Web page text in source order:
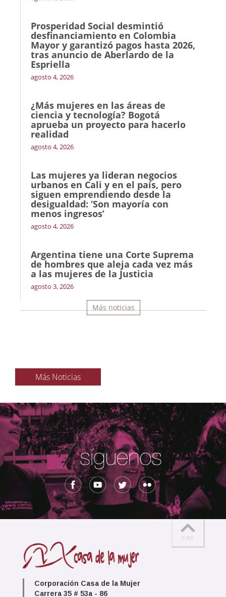
Prosperidad Social desmintió
desfinanciamiento en Colombia
Mayor y garantizó pagos hasta 2026,
tras anuncio de Aberlardo de la
Espriella
agosto 4, 2026
¿Más mujeres en las áreas de
ciencia y tecnología? Bogotá
aprueba un proyecto para hacerlo
realidad
agosto 4, 2026
Las mujeres ya lideran negocios
urbanos en Cali y en el país, pero
siguen emprendiendo desde la
desigualdad: ‘Son mayoría con
menos ingresos’
agosto 4, 2026
Argentina tiene una Corte Suprema
de hombres que aleja cada vez más
a las mujeres de la Justicia
agosto 3, 2026
Más noticias
Más Noticias
Corporación Casa de la Mujer
Carrera 35 # 53a - 86